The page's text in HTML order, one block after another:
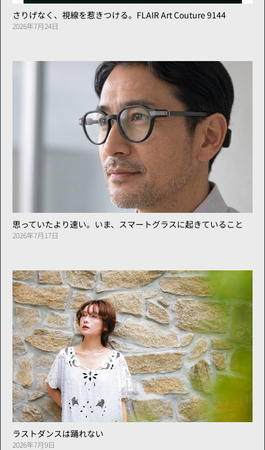
さりげなく、視線を惹きつける。FLAIR Art Couture 9144
2026年7月24日
思っていたより速い。いま、スマートグラスに起きていること
2026年7月17日
ラストダンスは踊れない
2026年7月9日